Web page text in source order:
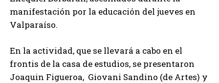
manifestación por la educación del jueves en
Valparaíso.
En la actividad, que se llevará a cabo en el
frontis de la casa de estudios, se presentaron
Joaquin Figueroa, Giovani Sandino (de Artes) y